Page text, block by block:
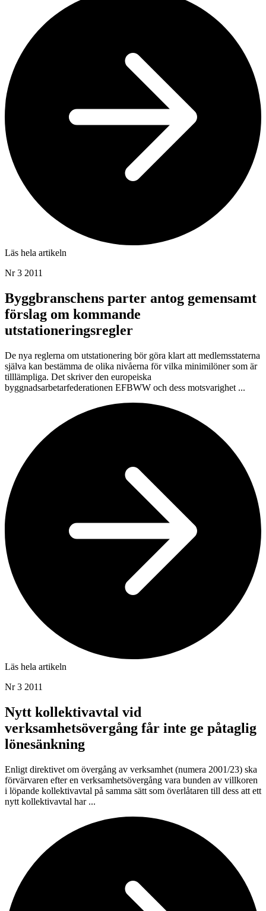
Läs hela artikeln
Nr 3 2011
Byggbranschens parter antog gemensamt
förslag om kommande
utstationeringsregler
De nya reglerna om utstationering bör göra klart att medlemsstaterna
själva kan bestämma de olika nivåerna för vilka minimilöner som är
tilllämpliga. Det skriver den europeiska
byggnadsarbetarfederationen EFBWW och dess motsvarighet ...
Läs hela artikeln
Nr 3 2011
Nytt kollektivavtal vid
verksamhetsövergång får inte ge påtaglig
lönesänkning
Enligt direktivet om övergång av verksamhet (numera 2001/23) ska
förvärvaren efter en verksamhetsövergång vara bunden av villkoren
i löpande kollektivavtal på samma sätt som överlåtaren till dess att ett
nytt kollektivavtal har ...